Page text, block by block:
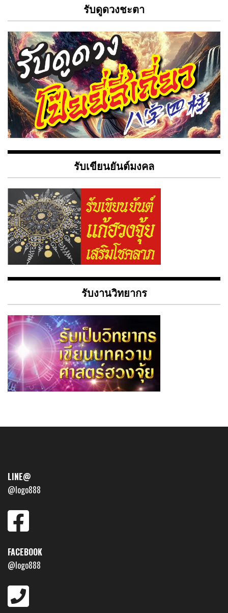
รับดูดวงชะตา
รับเขียนยันต์มงคล
รับงานวิทยากร
LINE@
@logo888
FACEBOOK
@logo888